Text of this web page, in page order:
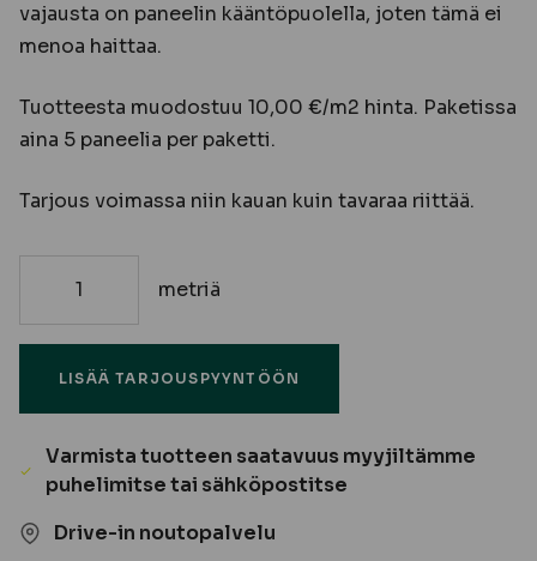
vajausta on paneelin kääntöpuolella, joten tämä ei
menoa haittaa.
Tuotteesta muodostuu 10,00 €/m2 hinta. Paketissa
aina 5 paneelia per paketti.
Tarjous voimassa niin kauan kuin tavaraa riittää.
HVS
TARJOUSERÄ
määrä
metriä
LISÄÄ TARJOUSPYYNTÖÖN
Varmista tuotteen saatavuus myyjiltämme
puhelimitse tai sähköpostitse
Drive-in noutopalvelu